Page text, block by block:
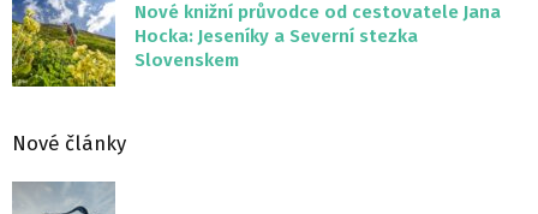
Nové knižní průvodce od cestovatele Jana
Hocka: Jeseníky a Severní stezka
Slovenskem
Nové články